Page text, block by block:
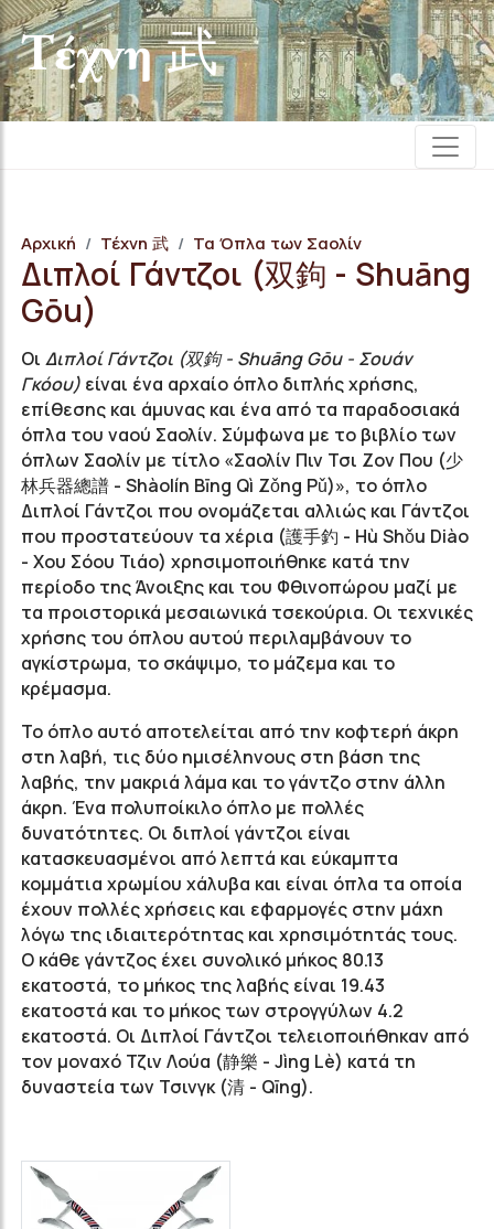
Τέχνη 武
Αρχική Τέχνη 武 Τα Όπλα των Σαολίν
Διπλοί Γάντζοι (双鉤 - Shuāng
Gōu)
Οι Διπλοί Γάντζοι (双鉤 - Shuāng Gōu - Σουάν
Γκόου) είναι ένα αρχαίο όπλο διπλής χρήσης,
επίθεσης και άμυνας και ένα από τα παραδοσιακά
όπλα του ναού Σαολίν. Σύμφωνα με το βιβλίο των
όπλων Σαολίν με τίτλο «Σαολίν Πιν Τσι Ζον Που (少
林兵器總譜 - Shàolín Bīng Qì Zǒng Pǔ)», το όπλο
Διπλοί Γάντζοι που ονομάζεται αλλιώς και Γάντζοι
που προστατεύουν τα χέρια (護手釣 - Hù Shǒu Diào
- Χου Σόου Τιάο) χρησιμοποιήθηκε κατά την
περίοδο της Άνοιξης και του Φθινοπώρου μαζί με
τα προιστορικά μεσαιωνικά τσεκούρια. Οι τεχνικές
χρήσης του όπλου αυτού περιλαμβάνουν το
αγκίστρωμα, το σκάψιμο, το μάζεμα και το
κρέμασμα.
Το όπλο αυτό αποτελείται από την κοφτερή άκρη
στη λαβή, τις δύο ημισέληνους στη βάση της
λαβής, την μακριά λάμα και το γάντζο στην άλλη
άκρη. Ένα πολυποίκιλο όπλο με πολλές
δυνατότητες. Οι διπλοί γάντζοι είναι
κατασκευασμένοι από λεπτά και εύκαμπτα
κομμάτια χρωμίου χάλυβα και είναι όπλα τα οποία
έχουν πολλές χρήσεις και εφαρμογές στην μάχη
λόγω της ιδιαιτερότητας και χρησιμότητάς τους.
Ο κάθε γάντζος έχει συνολικό μήκος 80.13
εκατοστά, το μήκος της λαβής είναι 19.43
εκατοστά και το μήκος των στρογγύλων 4.2
εκατοστά. Οι Διπλοί Γάντζοι τελειοποιήθηκαν από
τον μοναχό Τζιν Λούα (静樂 - Jìng Lè) κατά τη
δυναστεία των Τσινγκ (清 - Qīng).